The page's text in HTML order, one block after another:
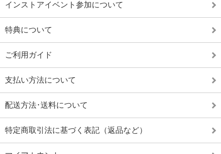
インストアイベント参加について
特典について
ご利用ガイド
支払い方法について
配送方法･送料について
特定商取引法に基づく表記（返品など）